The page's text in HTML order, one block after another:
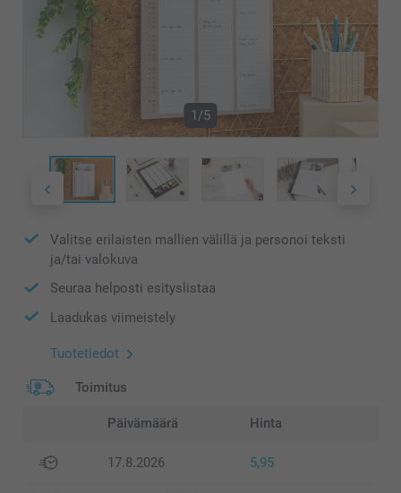
1/5
Valitse erilaisten mallien välillä ja personoi teksti
ja/tai valokuva
Seuraa helposti esityslistaa
Laadukas viimeistely
Tuotetiedot
Toimitus
Päivämäärä Hinta
17.8.2026 5,95